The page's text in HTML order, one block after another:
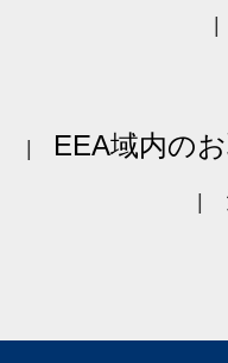
EEA域内の